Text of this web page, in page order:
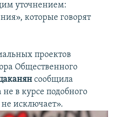
уточнением:
которые говорят
проектов
Общественного
сообщила
в курсе подобного
исключает».